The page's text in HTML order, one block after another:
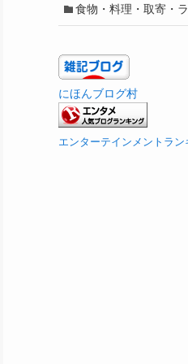
食物・料理・取寄・
にほんブログ村
エンターテインメントラン